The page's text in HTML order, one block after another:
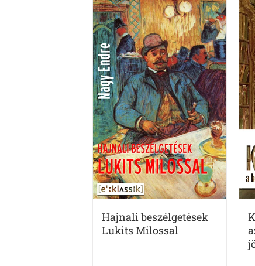
Hajnali beszélgetések
Lukits Milossal